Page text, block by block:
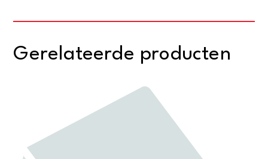
Gerelateerde producten